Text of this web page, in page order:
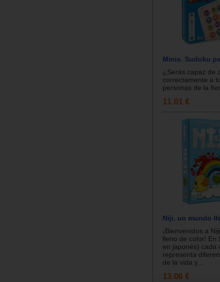
Minis. Sudoku
¿Serás capaz de
correctamente a
personas de la
11.01 €
Niji, un mundo
¡Bienvenidos a
lleno de color! En
en japonés) cada
representa
de la vida y...
13.06 €